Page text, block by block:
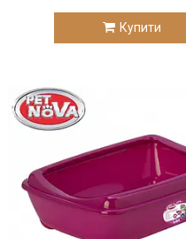
Купити